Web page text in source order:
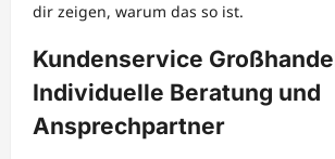
dir zeigen, warum das so ist.
Kundenservice
Individuelle Beratung und
Ansprechpartner